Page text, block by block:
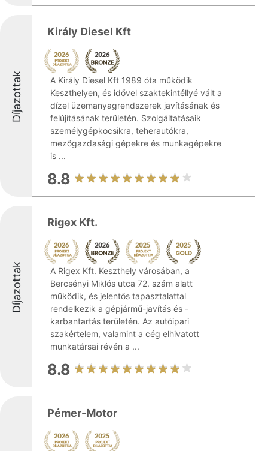
Díjazottak
Király Diesel Kft
A Király Diesel Kft 1989 óta működik
Keszthelyen, és idővel szaktekintéllyé vált a
dízel üzemanyagrendszerek javításának és
felújításának területén. Szolgáltatásaik
személygépkocsikra, teherautókra,
mezőgazdasági gépekre és munkagépekre
is ...
8.8
Díjazottak
Rigex Kft.
A Rigex Kft. Keszthely városában, a
Bercsényi Miklós utca 72. szám alatt
működik, és jelentős tapasztalattal
rendelkezik a gépjármű-javítás és -
karbantartás területén. Az autóipari
szakértelem, valamint a cég elhivatott
munkatársai révén a ...
8.8
Pémer-Motor